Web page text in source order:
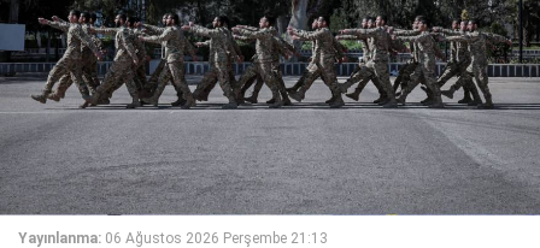
Yayınlanma: 06 Ağustos 2026 Perşembe 21:13